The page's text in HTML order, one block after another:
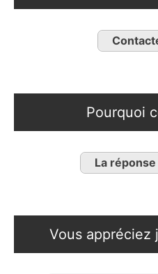
Pourquoi
La
Vous appréciez